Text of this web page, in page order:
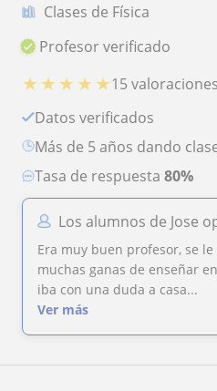
Clases de Física
Profesor verificado
★ ★ ★ ★ ★15 valoraciones
Datos verificados
más de 5 años dando
Tasa de respuesta 80%
Los alumnos de Jose
Era muy buen profesor, se
muchas ganas de enseñar en sus clases y nadie se
iba con una duda a casa...
Ver más